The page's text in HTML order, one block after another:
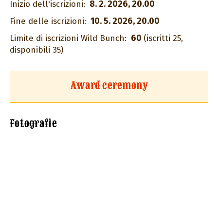
Inizio dell'iscrizioni: 8. 2. 2026, 20.00
Fine delle iscrizioni: 10. 5. 2026, 20.00
Limite di iscrizioni Wild Bunch: 60 (iscritti 25,
disponibili 35)
Award ceremony
Fotografie